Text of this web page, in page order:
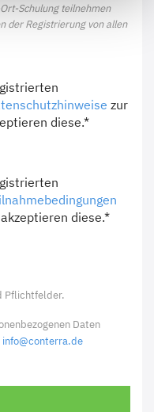
Schulung teilnehmen
der Registrierung von allen
zur
diese.*
diese.*
Pflichtfelder.
Daten
info@conterra.de